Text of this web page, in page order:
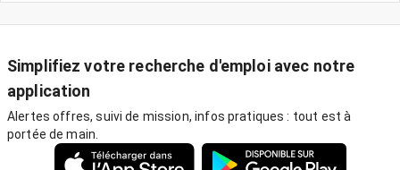
Simplifiez votre recherche d'emploi avec notre
application
Alertes offres, suivi de mission, infos pratiques : tout est à
portée de main.